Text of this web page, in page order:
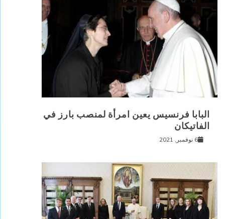
البابا فرنسيس يعين امرأة لمنصب بارز في
الفاتيكان
6 نوفمبر, 2021